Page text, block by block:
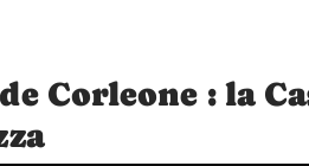
Corleone : la